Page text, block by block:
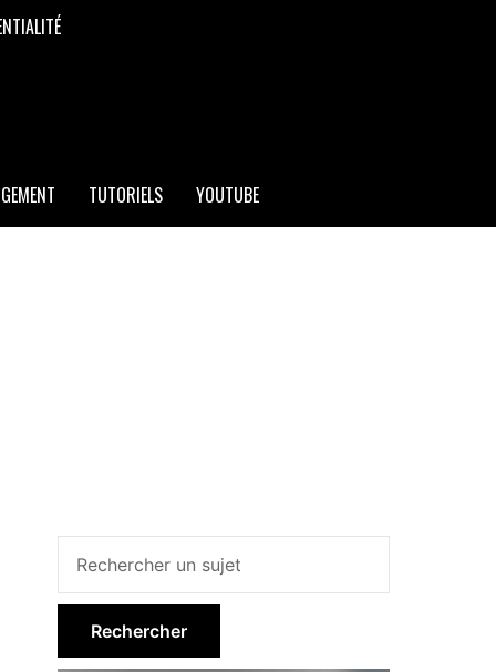
TUTORIELS YOUTUBE
Barre
latérale
principale